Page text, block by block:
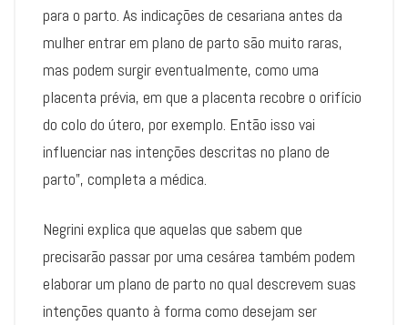
para o parto. As indicações de cesariana antes da
mulher entrar em plano de parto são muito raras,
mas podem surgir eventualmente, como uma
placenta prévia, em que a placenta recobre o orifício
do colo do útero, por exemplo. Então isso vai
influenciar nas intenções descritas no plano de
parto”, completa a médica.
Negrini explica que aquelas que sabem que
precisarão passar por uma cesárea também podem
elaborar um plano de parto no qual descrevem suas
intenções quanto à forma como desejam ser